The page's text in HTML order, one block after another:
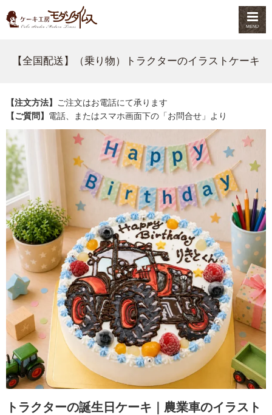
MENU
【全国配送】（乗り物）トラクターのイラストケーキ
【注文方法】
ご注文はお電話にて承ります
【ご質問】 電話、またはスマホ画面下の「お問合せ」より
トラクターの誕生日ケーキ｜農業車のイラスト